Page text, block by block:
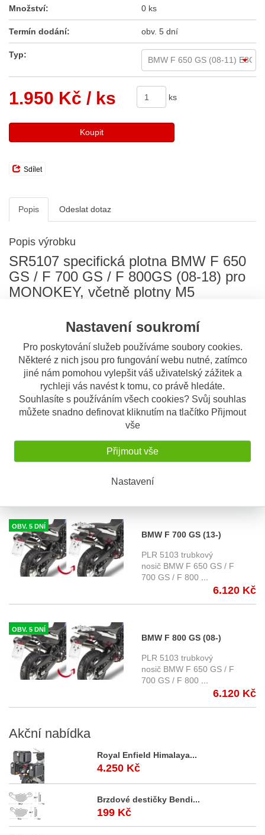
Nastavení soukromí
Pro poskytování služeb používáme soubory cookies.
Některé z nich jsou pro fungování webu nutné, zatímco
jiné nám pomohou vylepšit váš uživatelský zážitek a
rychleji vás navést k tomu, co právě hledáte.
Souhlasíte s používáním všech cookies? Svůj souhlas
můžete snadno definovat kliknutím na tlačítko Přijmout
vše
Přijmout vše
Nastavení
Množství: 0 ks
Termín dodání: obv. 5 dní
Typ:
1.950 Kč / ks ks
Koupit
Sdílet
Popis Odeslat dotaz
Popis výrobku
SR5107 specifická plotna BMW F 650
GS / F 700 GS / F 800GS (08-18) pro
MONOKEY, včetně plotny M5
Pro kombinaci s nosičem bočních kufrů použijte nosič PLR5103
Montážní návod
S tímto výrobkem si ostatní také
objednávají
demontovatelný boční
nosič GIVI PLR5103 pro
kufry řady Givi Monokey
PLR 5103 trubkový
nosič BMW F 650 GS / F
OBV. 5 DNÍ
BMW F 700 GS (13-)
demontovatelný boční
nosič GIVI PLR5103 pro
kufry řady Givi Monokey
PLR 5103 trubkový
nosič BMW F 650 GS / F
700 GS / F 800
6.120 Kč
OBV. 5 DNÍ
BMW F 800 GS (08-)
demontovatelný boční
nosič GIVI PLR5103 pro
kufry řady Givi Monokey
PLR 5103 trubkový
nosič BMW F 650 GS / F
700 GS / F 800
6.120 Kč
Akční nabídka
Royal Enfield Himalaya...
4.250 Kč
Brzdové destičky Bendi...
199 Kč